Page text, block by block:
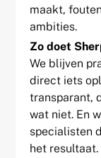
maakt,
ambities.
Zo doet
We blijven
direct iets
transparant,
wat niet. En
specialisten
het resultaat.